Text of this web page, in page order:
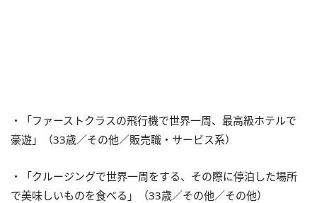
・「ファーストクラスの飛行機で世界一周、最高級ホテルで
豪遊」（33歳／その他／販売職・サービス系）
・「クルージングで世界一周をする、その際に停泊した場所
で美味しいものを食べる」（33歳／その他／その他）